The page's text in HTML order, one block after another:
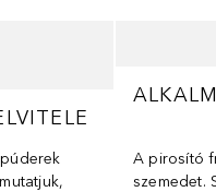
A pirosító
szemedet.